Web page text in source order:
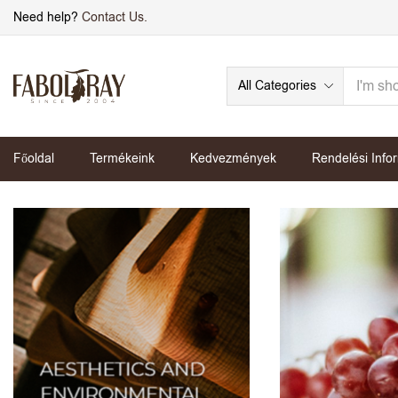
Need help? Contact Us.
All Categories
Főoldal Termékeink Kedvezmények Rendelési